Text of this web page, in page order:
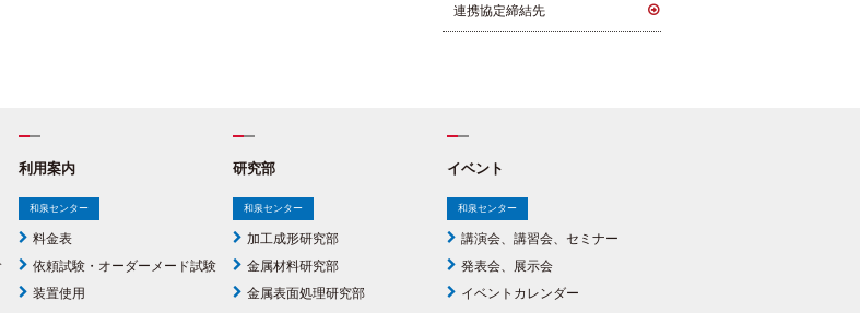
連携協定締結先
利用案内
和泉センター
料金表
依頼試験・オーダーメード試験
装置使用
研究部
和泉センター
加工成形研究部
金属材料研究部
金属表面処理研究部
イベント
和泉センター
講演会、講習会、セミナー
発表会、展示会
イベントカレンダー